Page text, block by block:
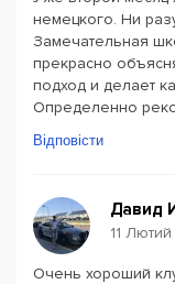
немецкого. Ни
Замечательная
прекрасно
подход и делает
Определенно
Відповісти
Давид
11 Лютий
Очень хороший